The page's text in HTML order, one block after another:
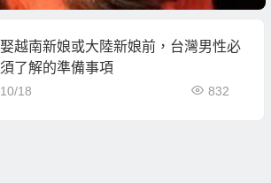
娶越南新娘或大陸新娘前，台灣男性必
須了解的準備事項
10/18 832